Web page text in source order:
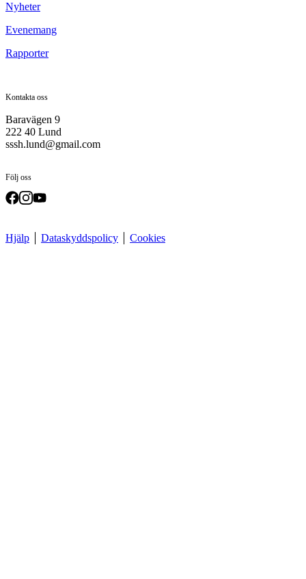
Nyheter
Evenemang
Rapporter
Kontakta oss
Baravägen 9
222 40 Lund
sssh.lund@gmail.com
Följ oss
Hjälp Dataskyddspolicy Cookies